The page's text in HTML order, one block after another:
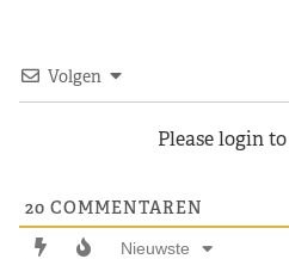
Volgen
Please login
20 COMMENTAREN
Nieuwste